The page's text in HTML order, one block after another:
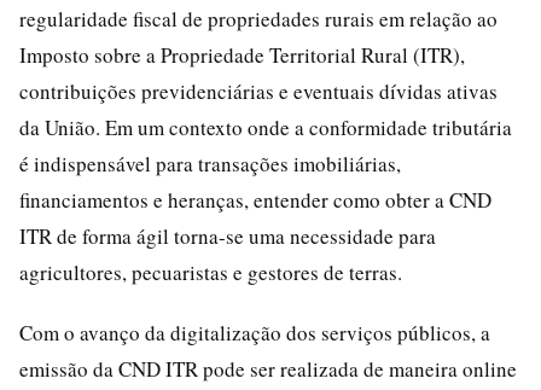
regularidade fiscal de propriedades rurais em relação ao
Imposto sobre a Propriedade Territorial Rural (ITR),
contribuições previdenciárias e eventuais dívidas ativas
da União. Em um contexto onde a conformidade tributária
é indispensável para transações imobiliárias,
financiamentos e heranças, entender como obter a CND
ITR de forma ágil torna-se uma necessidade para
agricultores, pecuaristas e gestores de terras.
Com o avanço da digitalização dos serviços públicos, a
emissão da CND ITR pode ser realizada de maneira online